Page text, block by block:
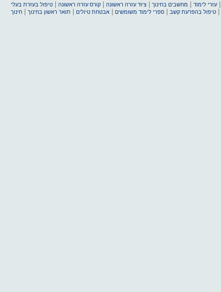
עזרי לימוד מחשבים בחינוך |ציוד עזרה ראשונה |קורס עזרה ראשונה |טיפול בעזרת בעלי
|טיפול בהפרעת קשב |ספרי לימוד משומשים |אבטחת טיולים תואר ראשון בחינוך |חינוך